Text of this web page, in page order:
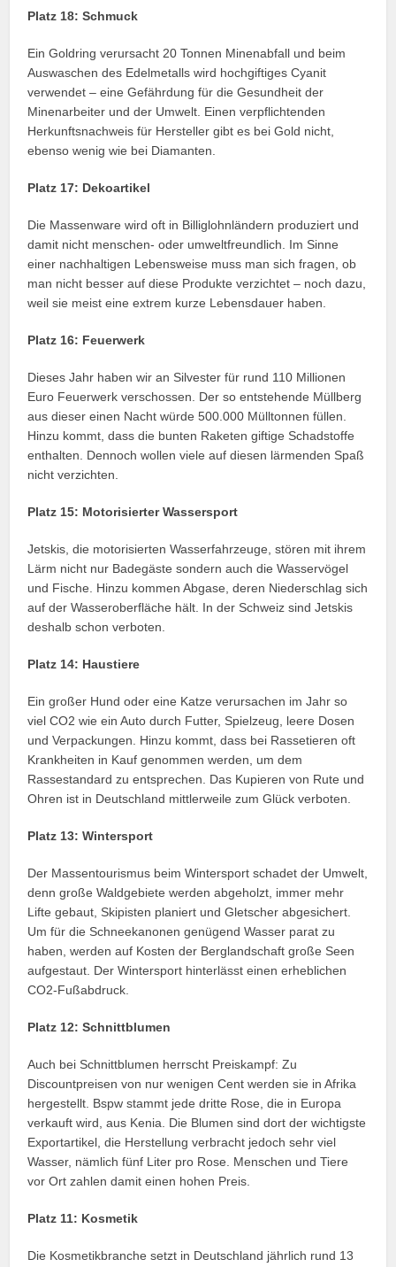
Platz 18: Schmuck
Ein Goldring verursacht 20 Tonnen Minenabfall und beim
Auswaschen des Edelmetalls wird hochgiftiges Cyanit
verwendet – eine Gefährdung für die Gesundheit der
Minenarbeiter und der Umwelt. Einen verpflichtenden
Herkunftsnachweis für Hersteller gibt es bei Gold nicht,
ebenso wenig wie bei Diamanten.
Platz 17: Dekoartikel
Die Massenware wird oft in Billiglohnländern produziert und
damit nicht menschen- oder umweltfreundlich. Im Sinne
einer nachhaltigen Lebensweise muss man sich fragen, ob
man nicht besser auf diese Produkte verzichtet – noch dazu,
weil sie meist eine extrem kurze Lebensdauer haben.
Platz 16: Feuerwerk
Dieses Jahr haben wir an Silvester für rund 110 Millionen
Euro Feuerwerk verschossen. Der so entstehende Müllberg
aus dieser einen Nacht würde 500.000 Mülltonnen füllen.
Hinzu kommt, dass die bunten Raketen giftige Schadstoffe
enthalten. Dennoch wollen viele auf diesen lärmenden Spaß
nicht verzichten.
Platz 15: Motorisierter Wassersport
Jetskis, die motorisierten Wasserfahrzeuge, stören mit ihrem
Lärm nicht nur Badegäste sondern auch die Wasservögel
und Fische. Hinzu kommen Abgase, deren Niederschlag sich
auf der Wasseroberfläche hält. In der Schweiz sind Jetskis
deshalb schon verboten.
Platz 14: Haustiere
Ein großer Hund oder eine Katze verursachen im Jahr so
viel CO2 wie ein Auto durch Futter, Spielzeug, leere Dosen
und Verpackungen. Hinzu kommt, dass bei Rassetieren oft
Krankheiten in Kauf genommen werden, um dem
Rassestandard zu entsprechen. Das Kupieren von Rute und
Ohren ist in Deutschland mittlerweile zum Glück verboten.
Platz 13: Wintersport
Der Massentourismus beim Wintersport schadet der Umwelt,
denn große Waldgebiete werden abgeholzt, immer mehr
Lifte gebaut, Skipisten planiert und Gletscher abgesichert.
Um für die Schneekanonen genügend Wasser parat zu
haben, werden auf Kosten der Berglandschaft große Seen
aufgestaut. Der Wintersport hinterlässt einen erheblichen
CO2-Fußabdruck.
Platz 12: Schnittblumen
Auch bei Schnittblumen herrscht Preiskampf: Zu
Discountpreisen von nur wenigen Cent werden sie in Afrika
hergestellt. Bspw stammt jede dritte Rose, die in Europa
verkauft wird, aus Kenia. Die Blumen sind dort der wichtigste
Exportartikel, die Herstellung verbracht jedoch sehr viel
Wasser, nämlich fünf Liter pro Rose. Menschen und Tiere
vor Ort zahlen damit einen hohen Preis.
Platz 11: Kosmetik
Die Kosmetikbranche setzt in Deutschland jährlich rund 13